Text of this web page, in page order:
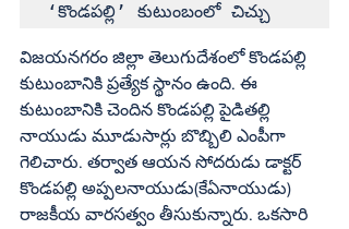
‘కొండపల్లి’ కుటుంబంలో చిచ్చు
విజయనగరం జిల్లా తెలుగుదేశంలో కొండపల్లి
కుటుంబానికి ప్రత్యేక స్థానం ఉంది. ఈ
కుటుంబానికి చెందిన కొండపల్లి పైడితల్లి
నాయుడు మూడుసార్లు బొబ్బిలి ఎంపీగా
గెలిచారు. తర్వాత ఆయన సోదరుడు డాక్టర్‌
కొండపల్లి అప్పలనాయుడు(కేఏనాయుడు)
రాజకీయ వారసత్వం తీసుకున్నారు. ఒకసారి